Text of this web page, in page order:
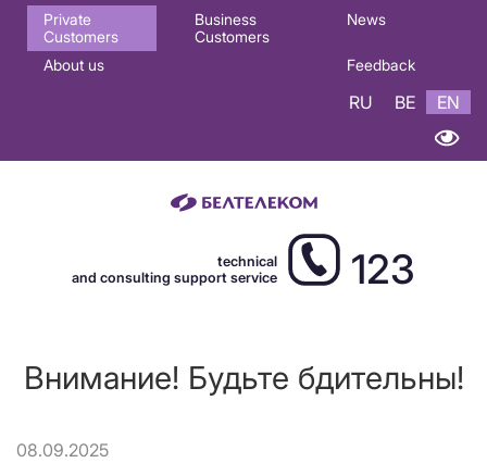
Основная
навигация
Private
Customers
Business
Customers
News
About us Feedback
RU BE EN
technical
and consulting support service
123
Внимание! Будьте бдительны!
08.09.2025